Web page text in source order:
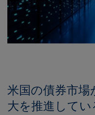
米国の債券市
大を推進してい